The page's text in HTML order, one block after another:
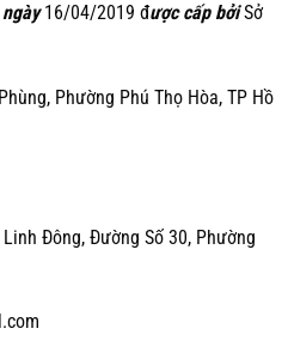
16/04/2019 được cấp bởiSở
Phường Phú Thọ Hòa, TP Hồ
Đông, Đường Số 30, Phường